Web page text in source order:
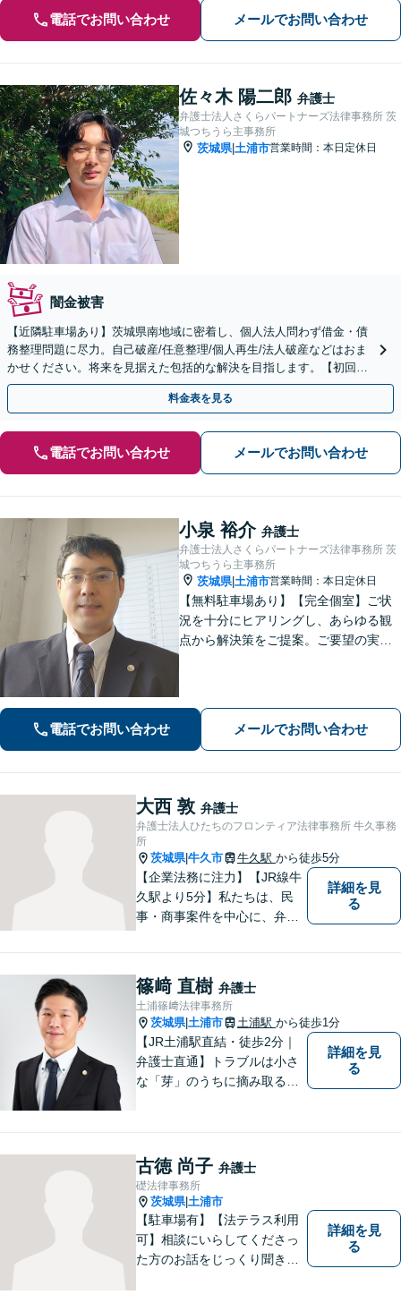
電話でお問い合わせ メールでお問い合わせ
佐々木 陽二郎 弁護士
弁護士法人さくらパートナーズ法律事務所 茨
城つちうら主事務所
茨城県| 土浦市営業時間：本日定休日
闇金被害
【近隣駐車場あり】茨城県南地域に密着し、個人法人問わず借金・債
務整理問題に尽力。自己破産/任意整理/個人再生/法人破産などはおま
かせください。将来を見据えた包括的な解決を目指します。【初回面
談無料】【法テラス利用可】【休日・夜間対応可】
料金表を見る
電話でお問い合わせ メールでお問い合わせ
小泉 裕介 弁護士
弁護士法人さくらパートナーズ法律事務所 茨
城つちうら主事務所
茨城県| 土浦市営業時間：本日定休日
【無料駐車場あり】【完全個室】ご状
況を十分にヒアリングし、あらゆる観
点から解決策をご提案。ご要望の実現
績豊富【夜間休日対応】【土浦駅より
バス10分】
電話でお問い合わせ メールでお問い合わせ
大西 敦 弁護士
弁護士法人ひたちのフロンティア法律事務所 牛久事務
所
茨城県|牛久市 牛久駅 から徒歩5分
【企業法務に注力】【JR線牛
久駅より5分】私たちは、民
事・商事案件を中心に、弁護
す。特に、企業法務について
は法律資料を迅速に用いた、
的確なアプローチで活動に取
り組んでおります。是非、お
気軽にご相談ください。
詳細を見
る
篠﨑 直樹 弁護士
土浦篠﨑法律事務所
茨城県| 土浦市 土浦駅 から徒歩1分
【JR土浦駅直結・徒歩2分｜
弁護士直通】トラブルは小さ
な「芽」のうちに摘み取るこ
詳細を見
る
古徳 尚子 弁護士
礎法律事務所
茨城県| 土浦市
【駐車場有】【法テラス利用
可】相談にいらしてくださっ
た方のお話をじっくり聞き、
詳細を見
る